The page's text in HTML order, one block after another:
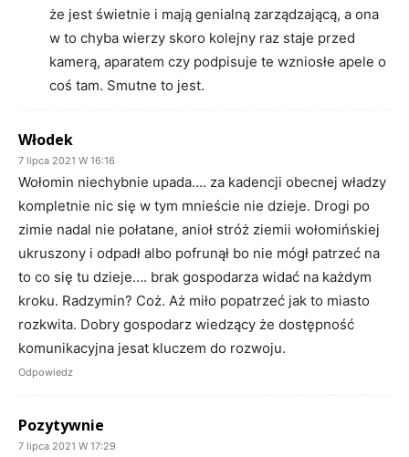
że jest świetnie i mają genialną zarządzającą, a ona
w to chyba wierzy skoro kolejny raz staje przed
kamerą, aparatem czy podpisuje te wzniosłe apele o
coś tam. Smutne to jest.
Włodek
7 lipca 2021 W 16:16
Wołomin niechybnie upada…. za kadencji obecnej władzy
kompletnie nic się w tym mnieście nie dzieje. Drogi po
zimie nadal nie połatane, anioł stróż ziemii wołomińskiej
ukruszony i odpadł albo pofrunął bo nie mógł patrzeć na
to co się tu dzieje…. brak gospodarza widać na każdym
kroku. Radzymin? Coż. Aż miło popatrzeć jak to miasto
rozkwita. Dobry gospodarz wiedzący że dostępność
komunikacyjna jesat kluczem do rozwoju.
Odpowiedz
Pozytywnie
7 lipca 2021 W 17:29